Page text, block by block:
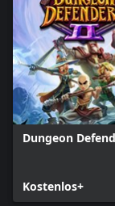
Dungeon
Kostenlos+